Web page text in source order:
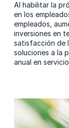
Al habilitar la
en los
empleados,
inversiones en
satisfacción de
soluciones a la
anual en